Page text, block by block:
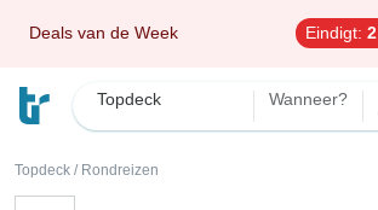
Deals van de Week Eindigt: 2
Topdeck Wanneer?
Topdeck / Rondreizen